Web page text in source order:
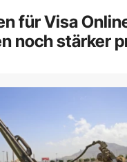
für Visa
noch stärker